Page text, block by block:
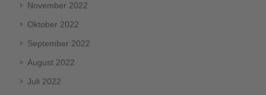
November 2022
Oktober 2022
September 2022
August 2022
Juli 2022